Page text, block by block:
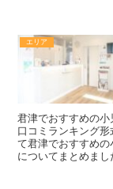
エリア
君津でおすすめの
口コミランキング
て君津でおすすめ
についてまとめまし